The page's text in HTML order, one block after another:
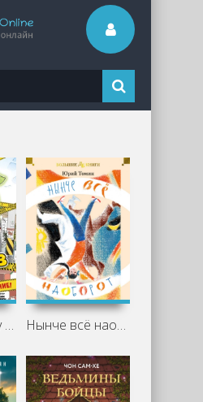
Детектив Тэнгу начинает расследование - Ким Кихон, Хо Джихё Нынче всё наоборот - Юрий Томин